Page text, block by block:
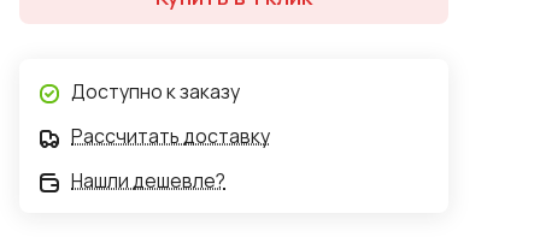
Доступно к заказу
Рассчитать доставку
Нашли дешевле?